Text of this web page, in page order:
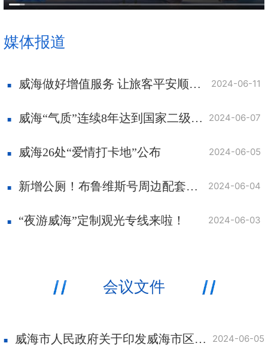
媒体报道
2024-06-11
威海做好增值服务 让旅客平安顺畅出行
2024-06-07
威海“气质”连续8年达到国家二级标准
2024-06-05
威海26处“爱情打卡地”公布
2024-06-04
新增公厕！布鲁维斯号周边配套设施上新
2024-06-03
“夜游威海”定制观光专线来啦！
会议文件
2024-06-05
威海市人民政府关于印发威海市区住宅专项维修资金管理办法的通知